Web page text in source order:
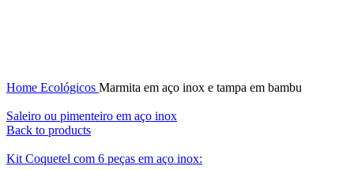
Home Ecológicos Marmita em aço inox e tampa em bambu
Saleiro ou pimenteiro em aço inox
Back to products
Kit Coquetel com 6 peças em aço inox: